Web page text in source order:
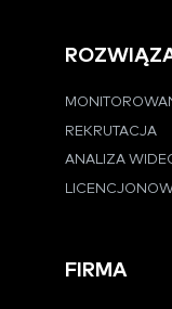
REKRUTACJA
ANALIZA
FIRMA